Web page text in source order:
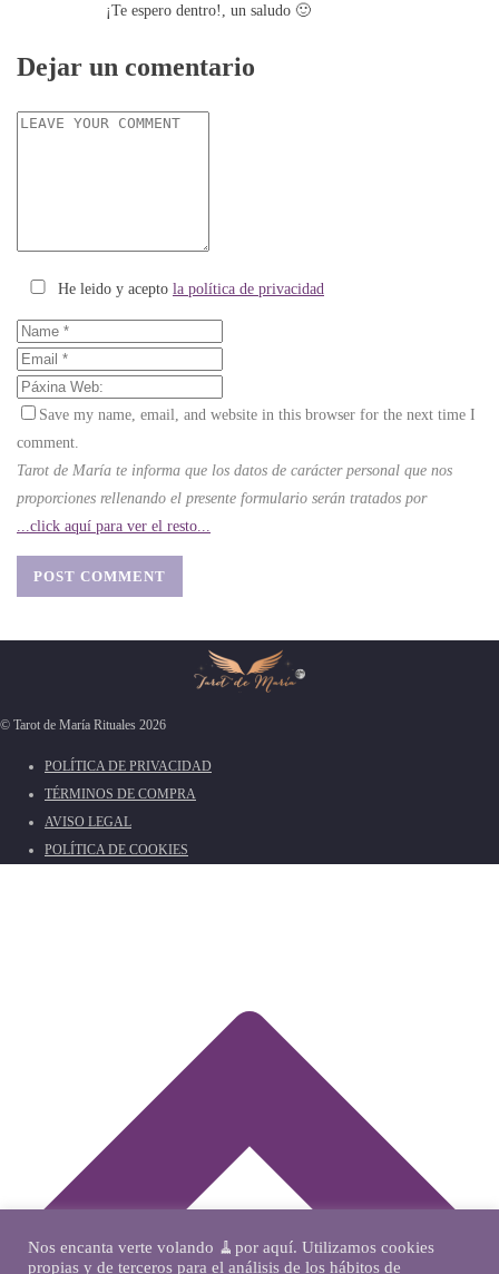
¡Te espero dentro!, un saludo 🙂
Dejar un comentario
He leido y acepto la política de privacidad
Save my name, email, and website in this browser for the next time I
comment.
Tarot de María te informa que los datos de carácter personal que nos
proporciones rellenando el presente formulario serán tratados por
...click aquí para ver el resto...
© Tarot de María Rituales 2026
POLÍTICA DE PRIVACIDAD
TÉRMINOS DE COMPRA
AVISO LEGAL
POLÍTICA DE COOKIES
Nos encanta verte volando 🧹por aquí. Utilizamos cookies
propias y de terceros para el análisis de los hábitos de